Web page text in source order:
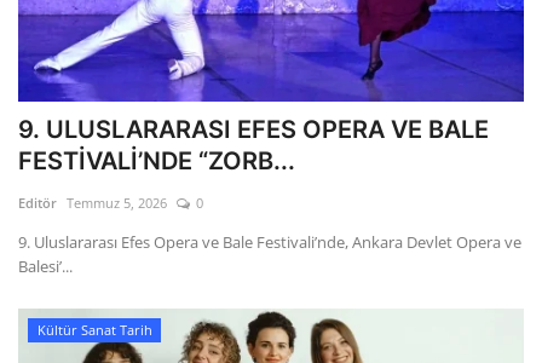
9. ULUSLARARASI EFES OPERA VE BALE
FESTİVALİ’NDE “ZORB...
Editör Temmuz 5, 2026 0
9. Uluslararası Efes Opera ve Bale Festivali’nde, Ankara Devlet Opera ve
Balesi’...
Kültür Sanat Tarih